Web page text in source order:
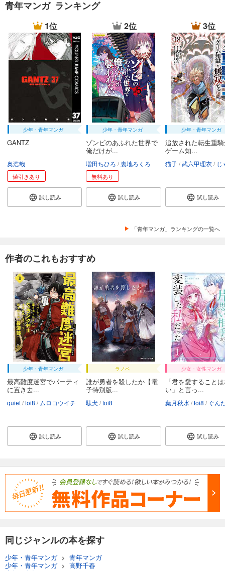
青年マンガ ランキング
1位
少年・青年マンガ
GANTZ
奥浩哉
値引きあり
試し読み
2位
少年・青年マンガ
ゾンビのあふれた世界で
俺だけが...
増田ちひろ 裏地ろくろ
無料あり
試し読み
3位
少年・青年マンガ
追放された転生重
ゲーム知...
猫子 武六甲理衣 じゃ
試し読み
「青年マンガ」ランキングの一覧へ
作者のこれもおすすめ
少年・青年マンガ
最高難度迷宮でパーティ
に置き去...
quiet toi8 ムロコウイチ
試し読み
ラノベ
誰が勇者を殺したか【電
子特別版...
駄犬 toi8
試し読み
少女・女性マンガ
「君を愛すること
い」と言っ...
葉月秋水 toi8 ぐん
試し読み
同じジャンルの本を探す
少年・青年マンガ> 青年マンガ
少年・青年マンガ> 高野千春